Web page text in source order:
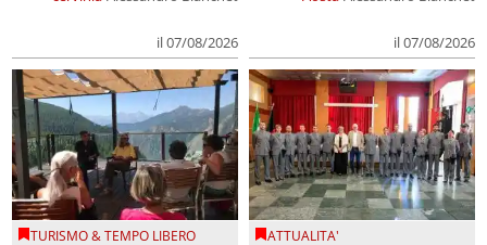
il 07/08/2026 il 07/08/2026
TURISMO & TEMPO LIBERO ATTUALITA'